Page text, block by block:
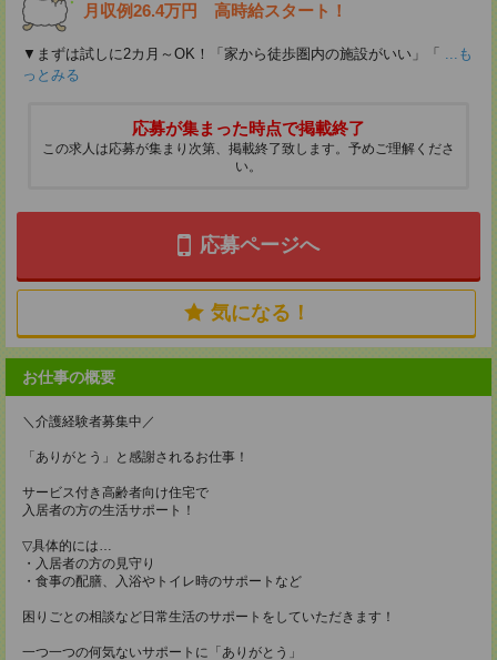
月収例26.4万円 高時給スタート！
▼まずは試しに2カ月～OK！「家から徒歩圏内の施設がいい」「 ...も
っとみる
応募が集まった時点で掲載終了
この求人は応募が集まり次第、掲載終了致します。予めご理解くださ
い。
応募ページへ
気になる！
お仕事の概要
＼介護経験者募集中／
「ありがとう」と感謝されるお仕事！
サービス付き高齢者向け住宅で
入居者の方の生活サポート！
▽具体的には…
・入居者の方の見守り
・食事の配膳、入浴やトイレ時のサポートなど
困りごとの相談など日常生活のサポートをしていただきます！
一つ一つの何気ないサポートに「ありがとう」